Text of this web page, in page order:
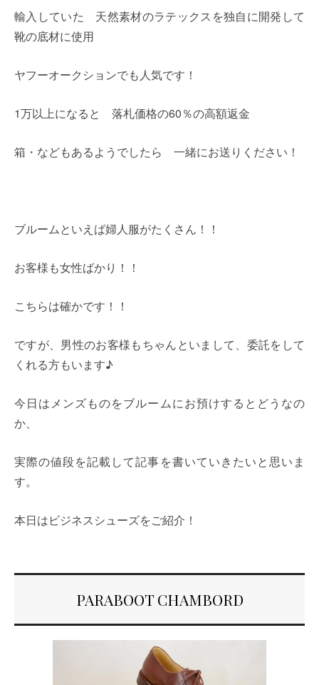
輸入していた 天然素材のラテックスを独自に開発して
靴の底材に使用
ヤフーオークションでも人気です！
1万以上になると 落札価格の60％の高額返金
箱・などもあるようでしたら 一緒にお送りください！
ブルームといえば婦人服がたくさん！！
お客様も女性ばかり！！
こちらは確かです！！
ですが、男性のお客様もちゃんといまして、委託をして
くれる方もいます♪
今日はメンズものをブルームにお預けするとどうなの
か、
実際の値段を記載して記事を書いていきたいと思いま
す。
本日はビジネスシューズをご紹介！
PARABOOT CHAMBORD